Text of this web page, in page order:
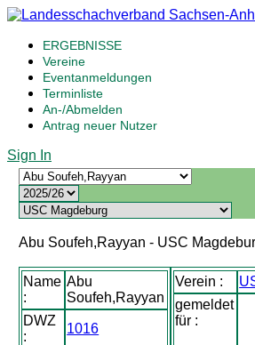
ERGEBNISSE
Vereine
Eventanmeldungen
Terminliste
An-/Abmelden
Antrag neuer Nutzer
Sign In
Abu Soufeh,Rayyan - USC
Name
:
Abu
Soufeh,Rayyan
DWZ
:
1016
Verein :
gemeldet
für :